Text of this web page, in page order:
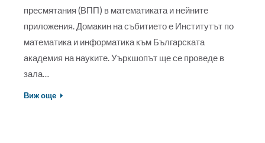
пресмятания (ВПП) в математиката и нейните
приложения. Домакин на събитието е Институтът по
математика и информатика към Българската
академия на науките. Уъркшопът ще се проведе в
зала…
Виж още